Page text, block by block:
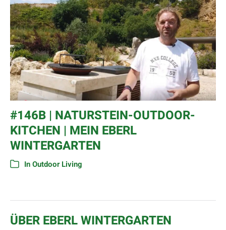
#146B | NATURSTEIN-OUTDOOR-
KITCHEN | MEIN EBERL
WINTERGARTEN
InOutdoor Living
ÜBER EBERL WINTERGARTEN